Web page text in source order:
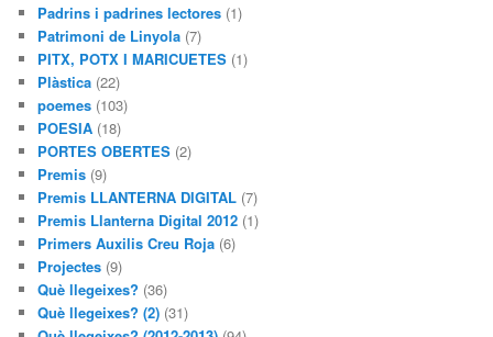
Padrins i padrines lectores (1)
Patrimoni de Linyola (7)
PITX, POTX I MARICUETES (1)
Plàstica (22)
poemes (103)
POESIA (18)
PORTES OBERTES (2)
Premis (9)
Premis LLANTERNA DIGITAL (7)
Premis Llanterna Digital 2012 (1)
Primers Auxilis Creu Roja (6)
Projectes (9)
Què llegeixes? (36)
Què llegeixes? (2) (31)